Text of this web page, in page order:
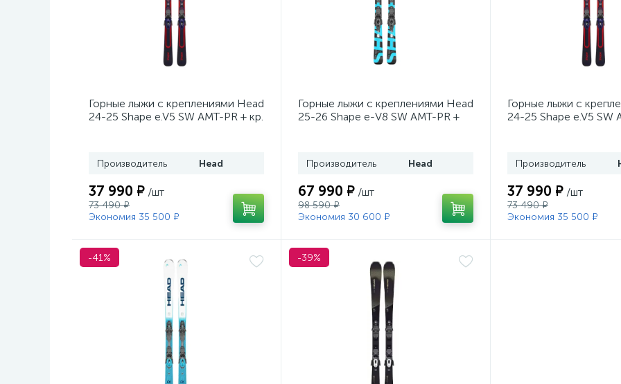
Горные лыжи с креплениями Head
24-25 Shape e.V5 SW AMT-PR + кр.
Производитель Head
37 990 ₽ /шт
73 490 ₽
Экономия 35 500 ₽
Горные лыжи с креплениями Head
25-26 Shape e-V8 SW AMT-PR +
Производитель Head
67 990 ₽ /шт
98 590 ₽
Экономия 30 600 ₽
Горные лыжи с
24-25 Shape e.V5 SW
Производитель
37 990 ₽ /шт
73 490 ₽
Экономия 35 500 ₽
-41% -39%